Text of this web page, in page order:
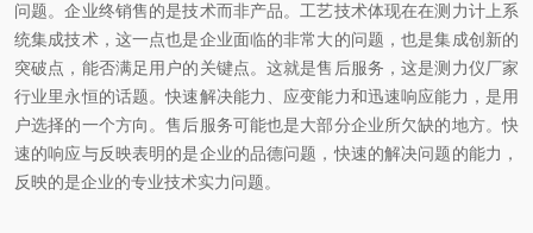
问题。企业终销售的是技术而非产品。工艺技术体现在在测力计上系
统集成技术，这一点也是企业面临的非常大的问题，也是集成创新的
突破点，能否满足用户的关键点。这就是售后服务，这是测力仪厂家
行业里永恒的话题。快速解决能力、应变能力和迅速响应能力，是用
户选择的一个方向。售后服务可能也是大部分企业所欠缺的地方。快
速的响应与反映表明的是企业的品德问题，快速的解决问题的能力，
反映的是企业的专业技术实力问题。